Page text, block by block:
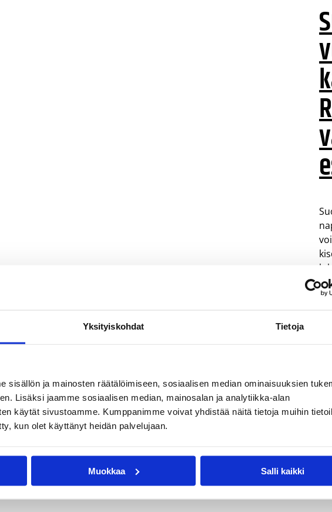
Yksityiskohdat Tietoja
sisällön ja mainosten räätälöimiseen, sosiaalisen median ominaisuuksien
Lisäksi jaamme sosiaalisen median, mainosalan ja analytiikka-alan
käytät sivustoamme. Kumppanimme voivat yhdistää näitä tietoja muihin
kun olet käyttänyt heidän palvelujaan.
Muokkaa Salli kaikki